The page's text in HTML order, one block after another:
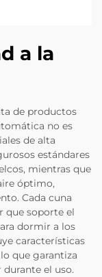
a la
de productos
no es
de alta
estándares
mientras que
óptimo,
Cada cuna
que soporte el
dormir a los
características
que garantiza
el uso.